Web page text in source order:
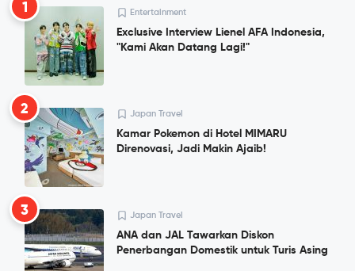
1 Entertainment
Exclusive Interview Lienel AFA Indonesia,
"Kami Akan Datang Lagi!"
2 Japan Travel
Kamar Pokemon di Hotel MIMARU
Direnovasi, Jadi Makin Ajaib!
3 Japan Travel
ANA dan JAL Tawarkan Diskon
Penerbangan Domestik untuk Turis Asing